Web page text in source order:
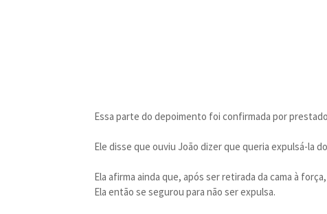
Essa parte do depoimento foi confirmada por
Ele disse que ouviu João dizer que queria expulsá-la
Ela afirma ainda que, após ser retirada da cama à
Ela então se segurou para não ser expulsa.